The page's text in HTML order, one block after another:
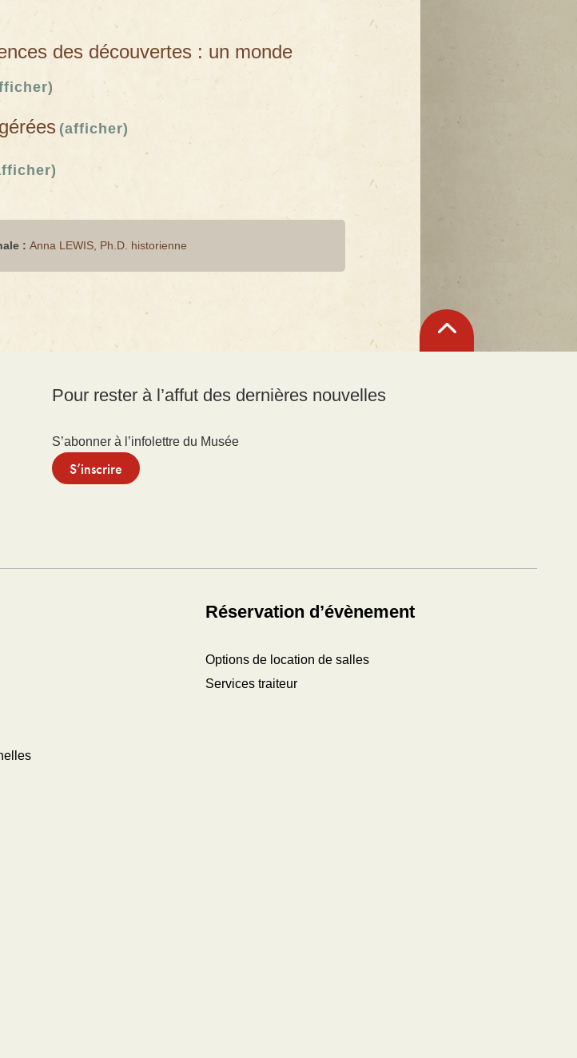
des découvertes : un monde
(afficher)
: Anna LEWIS, Ph.D. historienne
Retour
en
haut
Pour rester à l’affut des dernières nouvelles
S’abonner à l’infolettre du Musée
S’inscrire
Réservation d’évènement
Options de location de salles
Services traiteur